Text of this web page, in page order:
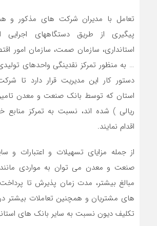
تعامل با مدیران شرکت های مذکور و
پیگیری از طریق دستگاههای اجرایی
استانداری، سازمان صمت، سازمان امور
… به منظور تمرکز نقدینگی واحدهای
دستور کار این مدیریت قرار دارد تا
استان که توسط بانک صنعت و معدن
ریالی ) شده اند، نسبت به تمرکز منابع
اقدام نمایند.
از جمله مزایای تسهیلات و اعتبارات و
صنعت و معدن می توان به مواردی مانند
مبالغ بیشتر، مدت زمان پذیرش تا
های مشتریان و همچنین تعاملات
تکلیف دیون نسبت به سایر بانک های